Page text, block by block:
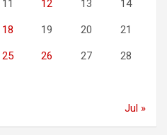
11 12 13 14
18 19 20 21
25 26 27 28
Jul »